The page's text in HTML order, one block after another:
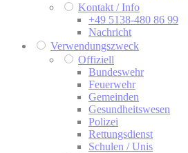
Kontakt / Info
+49 5138-480 86 99
Nachricht
Verwendungszweck
Offiziell
Bundeswehr
Feuerwehr
Gemeinden
Gesundheitswesen
Polizei
Rettungsdienst
Schulen / Unis